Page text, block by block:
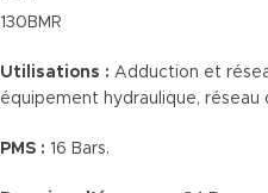
130BMR
Utilisations : Adduction et
équipement hydraulique, réseau
PMS : 16 Bars.